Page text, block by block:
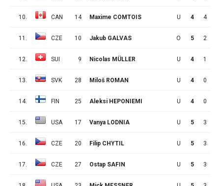
10. CAN 14 Maxime COMTOIS U 4 4
11. CZE 10 Jakub GALVAS O 5 2
12. SUI 9 Nicolas MÜLLER U 4 1
13. SVK 28 Miloš ROMAN U 4 0
14. FIN 25 Aleksi HEPONIEMI U 4 0
15. USA 17 Vanya LODNIA U 5 3
16. CZE 20 Filip CHYTIL U 5 3
17. CZE 27 Ostap SAFIN U 5 3